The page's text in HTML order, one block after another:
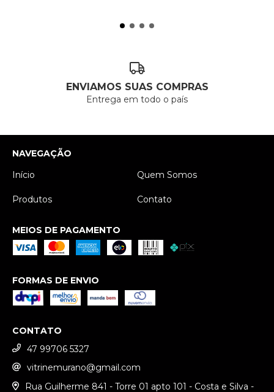
ENVIAMOS SUAS COMPRAS
Entrega em todo o país
NAVEGAÇÃO
Início
Quem Somos
Produtos Contato
MEIOS DE PAGAMENTO
FORMAS DE ENVIO
CONTATO
47 99706 5327
vitrinemurano@gmail.com
Rua Guilherme 841 - Torre 01 apto 101 - Costa e Silva -